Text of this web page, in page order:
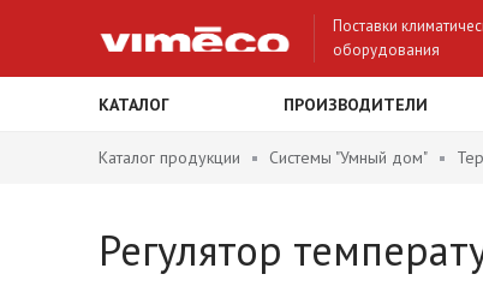
Поставки
оборудования
КАТАЛОГ ПРОИЗВОДИТЕЛИ
Каталог продукции Системы "Умный дом"
Регулятор